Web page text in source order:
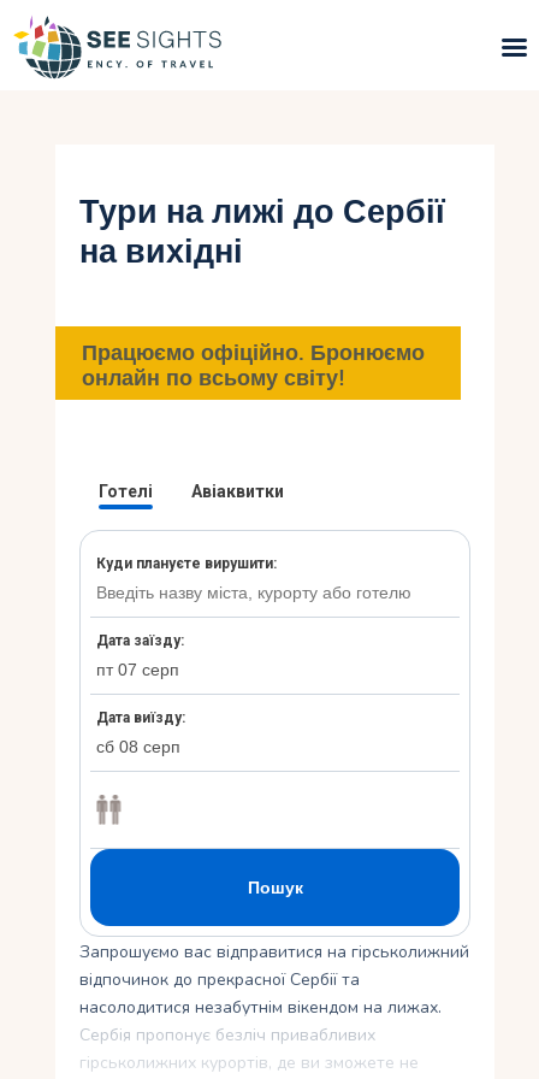
Гарячі тури
Типи Турів
Інфо
Контакти
Тури на лижі до Сербії
на вихідні
Працюємо офіційно. Бронюємо
онлайн по всьому світу!
Запрошуємо вас відправитися на гірськолижний
відпочинок до прекрасної Сербії та
насолодитися незабутнім вікендом на лижах.
Сербія пропонує безліч привабливих
гірськолижних курортів, де ви зможете не